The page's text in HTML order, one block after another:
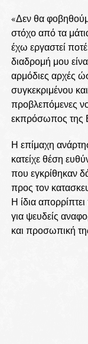
«Δεν θα
στόχο από τα
έχω εργαστεί
διαδρομή μου
αρμόδιες αρχές
συγκεκριμένου
προβλεπόμενες
εκπρόσωπος της
Η επίμαχη
κατείχε θέση
που εγκρίθηκαν
προς τον
Η ίδια
για ψευδείς
και προσωπική